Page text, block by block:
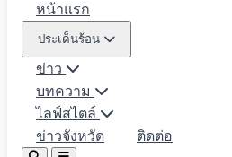
หน้าแรก
ประเด็นร้อน
ข่าว
บทความ
ไลฟ์สไตล์
ข่าวจังหวัด
ติดต่อ